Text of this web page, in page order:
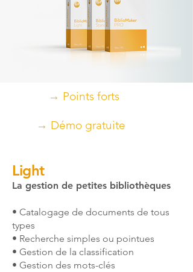
→ Points forts
→ Démo gratuite
Light
​​​​La gestion de petites bibliothèques
• Catalogage de documents de tous
types
• Recherche simples ou pointues
• Gestion de la classification
• Gestion des mots-clés